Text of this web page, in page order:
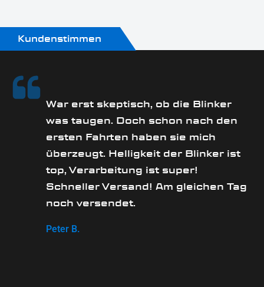
Kundenstimmen
War erst skeptisch, ob die Blinker
was taugen. Doch schon nach den
ersten Fahrten haben sie mich
überzeugt. Helligkeit der Blinker ist
top, Verarbeitung ist super!
Schneller Versand! Am gleichen Tag
noch versendet.
Peter B.